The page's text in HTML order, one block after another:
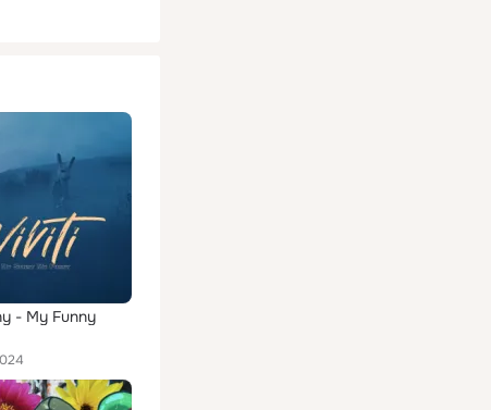
- My Funny